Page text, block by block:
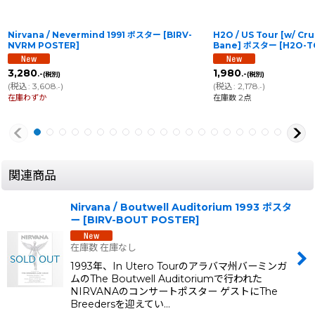
Nirvana / Nevermind 1991 ポスター [BIRV-
NVRM POSTER]
3,280.-(税別)
(税込: 3,608 .-)
在庫わずか
H2O / US Tour [w/
Bane] ポスター [H2O-
1,980.-(税別)
(税込: 2,178 .-)
在庫数 2点
関連商品
Nirvana / Boutwell Auditorium 1993 ポスタ
ー [BIRV-BOUT POSTER]
在庫数 在庫なし
1993年、In Utero Tourのアラバマ州バーミンガ
ムのThe Boutwell Auditoriumで行われた
NIRVANAのコンサートポスター ゲストにThe
Breedersを迎えてい…